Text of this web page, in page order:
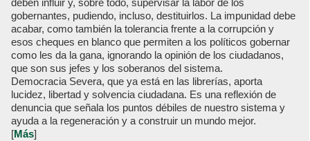
deben influir y, sobre todo, supervisar la labor de los
gobernantes, pudiendo, incluso, destituirlos. La impunidad debe
acabar, como también la tolerancia frente a la corrupción y
esos cheques en blanco que permiten a los políticos gobernar
como les da la gana, ignorando la opinión de los ciudadanos,
que son sus jefes y los soberanos del sistema.
Democracia Severa, que ya está en las librerías, aporta
lucidez, libertad y solvencia ciudadana. Es una reflexión de
denuncia que señala los puntos débiles de nuestro sistema y
ayuda a la regeneración y a construir un mundo mejor.
[Más]